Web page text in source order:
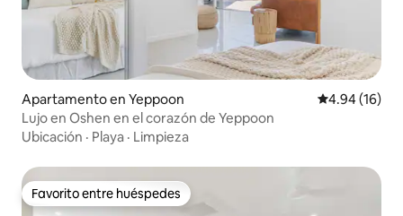
Apartamento en Yeppoon Calificación
4.94 (16)
Lujo en Oshen en el corazón de Yeppoon
Ubicación · Playa · Limpieza
Favorito entre huéspedes
Favorito entre huéspedes